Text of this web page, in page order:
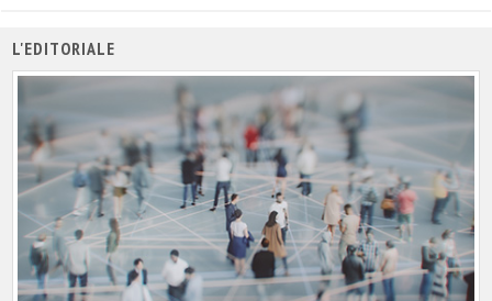
L'EDITORIALE